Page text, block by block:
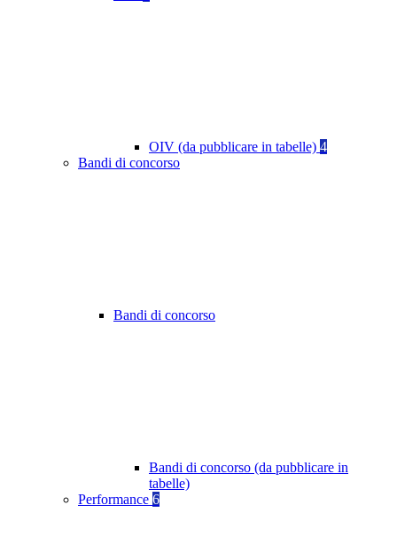
OIV (da pubblicare in tabelle) 4
Bandi di concorso
Bandi di concorso
Bandi di concorso (da pubblicare in
tabelle)
Performance 6